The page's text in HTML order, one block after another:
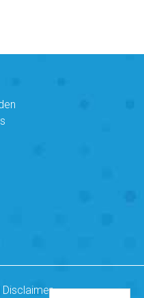
Disclaimer